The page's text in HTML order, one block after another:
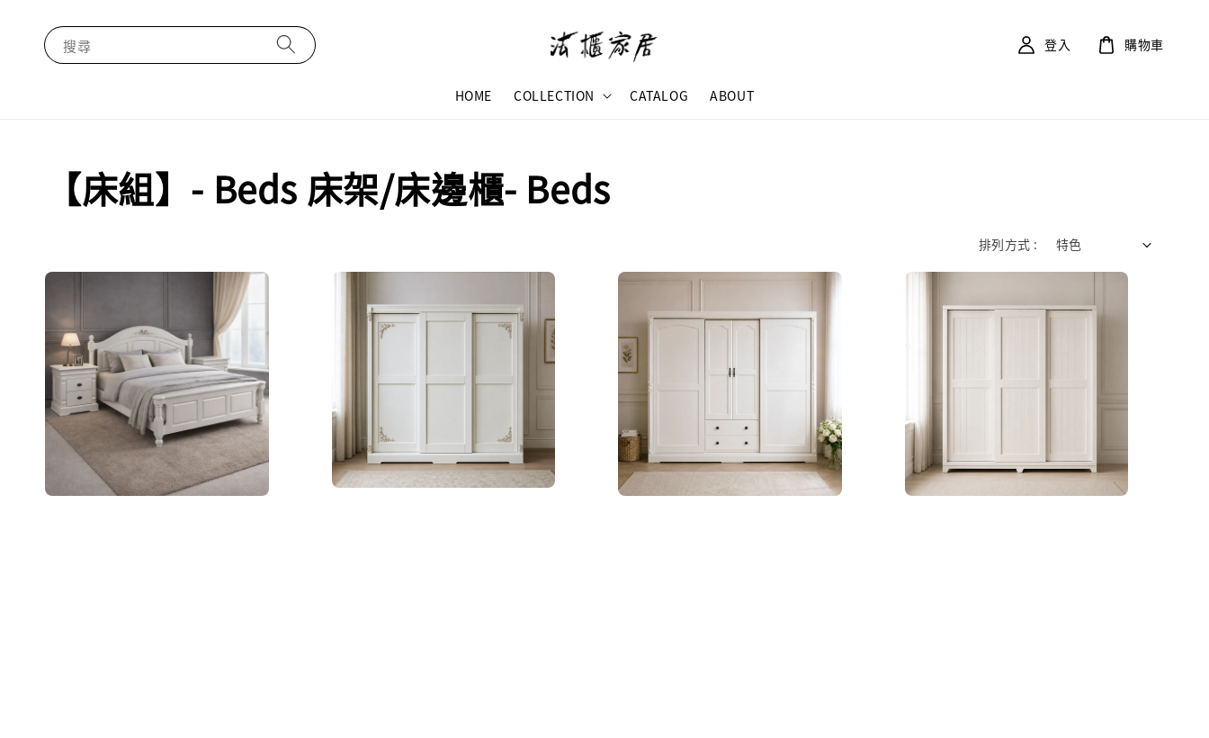
搜尋
HOME COLLECTION CATALOG ABOUT
登入 購物車
【床組】- Beds 床架/床邊櫃- Beds
排列方式 :